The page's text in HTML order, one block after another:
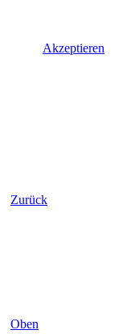
Akzeptieren
Zurück
Oben